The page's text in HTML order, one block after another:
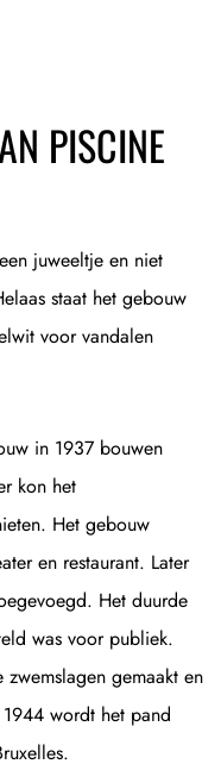
PISCINE
juweeltje en niet
staat het gebouw
voor vandalen
in 1937 bouwen
kon het
Het gebouw
en restaurant. Later
Het duurde
was voor publiek.
gemaakt en
wordt het pand